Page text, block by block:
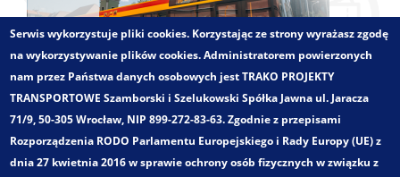
Serwis wykorzystuje pliki cookies. Korzystając ze strony wyrażasz zgodę
na wykorzystywanie plików cookies. Administratorem powierzonych
nam przez Państwa danych osobowych jest TRAKO PROJEKTY
TRANSPORTOWE Szamborski i Szelukowski Spółka Jawna ul. Jaracza
71/9, 50-305 Wrocław, NIP 899-272-83-63. Zgodnie z przepisami
Rozporządzenia RODO Parlamentu Europejskiego i Rady Europy (UE) z
dnia 27 kwietnia 2016 w sprawie ochrony osób fizycznych w związku z